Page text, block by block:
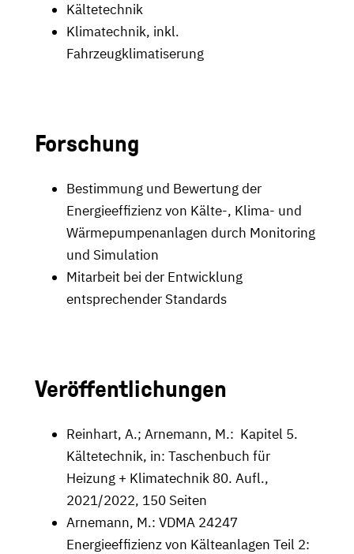
Kältetechnik
Klimatechnik, inkl.
Fahrzeugklimatiserung
Forschung
Bestimmung und Bewertung der
Energieeffizienz von Kälte-, Klima- und
Wärmepumpenanlagen durch Monitoring
und Simulation
Mitarbeit bei der Entwicklung
entsprechender Standards
Veröffentlichungen
Reinhart, A.; Arnemann, M.: Kapitel 5.
Kältetechnik, in: Taschenbuch für
Heizung + Klimatechnik 80. Aufl.,
2021/2022, 150 Seiten
Arnemann, M.: VDMA 24247
Energieeffizienz von Kälteanlagen Teil 2: